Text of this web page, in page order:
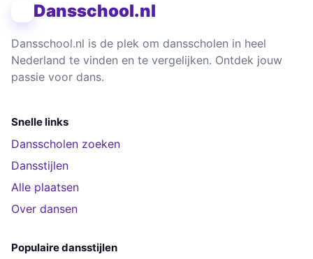
Dansschool.nl
Dansschool.nl is de plek om dansscholen in heel
Nederland te vinden en te vergelijken. Ontdek jouw
passie voor dans.
Snelle links
Dansscholen zoeken
Dansstijlen
Alle plaatsen
Over dansen
Populaire dansstijlen